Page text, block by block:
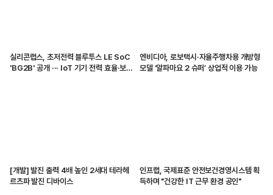
실리콘랩스, 초저전력 블루투스 LE SoC
'BG2B' 공개 ··· IoT 기기 전력 효율·보안
엔비디아, 로보택시·자율주행차용 개방형
모델 ‘알파마요 2 슈퍼’ 상업적 이용 가능
[개발] 발진 출력 4배 높인 2세대 테라헤
르츠파 발진 디바이스
인프랩, 국제표준 안전보건경영시스템 획
득하며 "건강한 IT 근무 환경 공인"